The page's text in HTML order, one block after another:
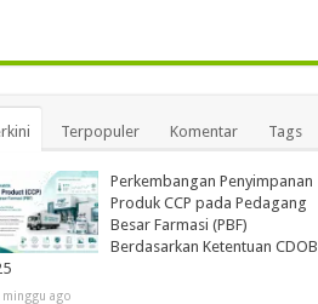
Terpopuler Komentar Tags
Perkembangan Penyimpanan
Produk CCP pada Pedagang
Besar Farmasi (PBF)
Berdasarkan Ketentuan CDOB
minggu ago